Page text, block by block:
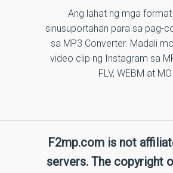
Ang lahat ng mga
sinusuportahan para sa pag-
sa MP3 Converter. Madali
video clip ng Instagram sa
FLV, WEBM at
F2mp.com is not
servers. The copyright